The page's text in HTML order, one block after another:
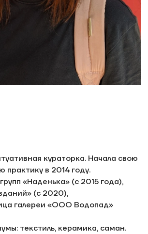
кураторка. Начала свою
практику в 2014 году.
«Наденька» (с 2015 года),
(с 2020),
галереи «ООО Водопад»
текстиль, керамика, саман.